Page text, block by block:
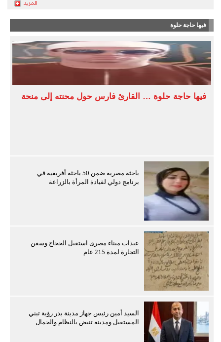
فيها حاجة حلوة
فيها حاجة حلوة … القارئ فارس حول محنته إلى منحة
باحثة مصرية ضمن 50 باحثة أفريقية في
برنامج دولي لقيادة المرأة بالزراعة
عيذاب ميناء مصرى استقبل الحجاج وسفن
التجارة لمدة 215 عام
السيد أمين رئيس جهاز مدينة بدر رؤية تبني
المستقبل ومدينة تنبض بالنظام والجمال